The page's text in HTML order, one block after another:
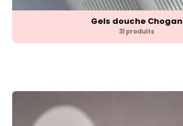
Gels douche Chogan
31 produits